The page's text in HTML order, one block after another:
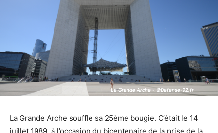
La Grande Arche - ©Defense-92.fr
La Grande Arche - ©Defense-92.fr
La Grande Arche souffle sa 25ème bougie. C’était le 14
juillet 1989, à l’occasion du bicentenaire de la prise de la